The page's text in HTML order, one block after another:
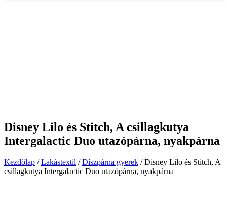
Disney Lilo és Stitch, A csillagkutya
Intergalactic Duo utazópárna, nyakpárna
Kezdőlap /Lakástextil /Díszpárna gyerek / Disney Lilo és Stitch, A
csillagkutya Intergalactic Duo utazópárna, nyakpárna